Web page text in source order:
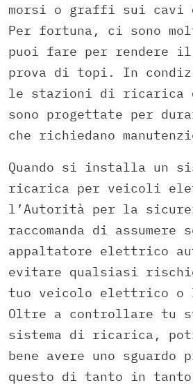
morsi o graffi sui
Per fortuna, ci sono
puoi fare per rendere il
prova di topi. In
le stazioni di ricarica
sono progettate per
che richiedano
Quando si installa un
ricarica per veicoli
l’Autorità per la
raccomanda di assumere
appaltatore elettrico
evitare qualsiasi
tuo veicolo elettrico o
Oltre a controllare tu
sistema di ricarica,
bene avere uno sguardo
questo di tanto in